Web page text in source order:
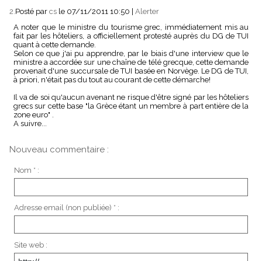
2.Posté par cs le 07/11/2011 10:50
Alerter
A noter que le ministre du tourisme grec, immédiatement mis au
fait par les hôteliers, a officiellement protesté auprès du DG de TUI
quant à cette demande.
Selon ce que j'ai pu apprendre, par le biais d'une interview que le
ministre a accordée sur une chaîne de télé grecque, cette demande
provenait d'une succursale de TUI basée en Norvège. Le DG de TUI,
à priori, n'était pas du tout au courant de cette démarche!
Il va de soi qu'aucun avenant ne risque d'être signé par les hôteliers
grecs sur cette base "la Grèce étant un membre à part entière de la
zone euro" .
A suivre...
Nouveau commentaire :
Nom * :
Adresse email (non publiée) * :
Site web :